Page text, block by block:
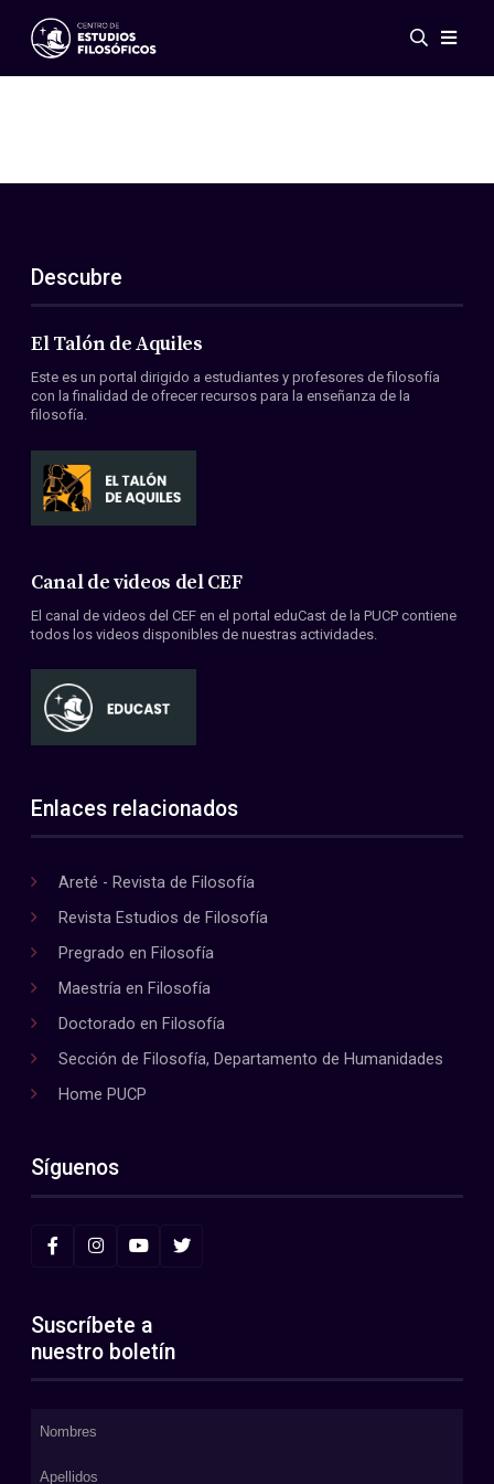
Eventos
ES
EN
Acerca de nosotros
Miembros
Convenios
Descubre
El Talón de Aquiles
Este es un portal dirigido a estudiantes y profesores de filosofía
con la finalidad de ofrecer recursos para la enseñanza de la
filosofía.
Canal de videos del CEF
El canal de videos del CEF en el portal eduCast de la PUCP contiene
todos los videos disponibles de nuestras actividades.
Enlaces relacionados
Areté - Revista de Filosofía
Revista Estudios de Filosofía
Pregrado en Filosofía
Maestría en Filosofía
Doctorado en Filosofía
Sección de Filosofía, Departamento de Humanidades
Home PUCP
Síguenos
Suscríbete a
nuestro boletín